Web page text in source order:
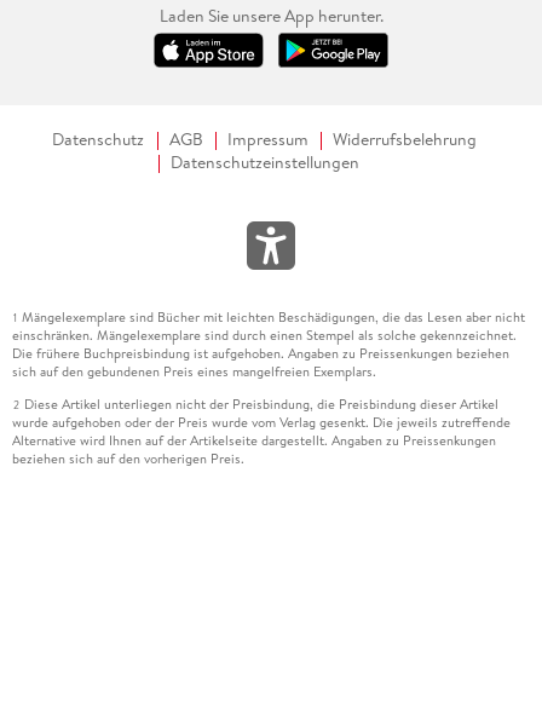
Laden Sie unsere App herunter.
Datenschutz AGB Impressum
Widerrufsbelehrung
Datenschutzeinstellungen
1 Mängelexemplare sind Bücher mit leichten Beschädigungen, die das Lesen aber nicht
einschränken. Mängelexemplare sind durch einen Stempel als solche gekennzeichnet.
Die frühere Buchpreisbindung ist aufgehoben. Angaben zu Preissenkungen beziehen
sich auf den gebundenen Preis eines mangelfreien Exemplars.
2 Diese Artikel unterliegen nicht der Preisbindung, die Preisbindung dieser Artikel
wurde aufgehoben oder der Preis wurde vom Verlag gesenkt. Die jeweils zutreffende
Alternative wird Ihnen auf der Artikelseite dargestellt. Angaben zu Preissenkungen
beziehen sich auf den vorherigen Preis.